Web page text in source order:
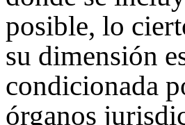
posible, lo
su dimensión
condicionada
órganos